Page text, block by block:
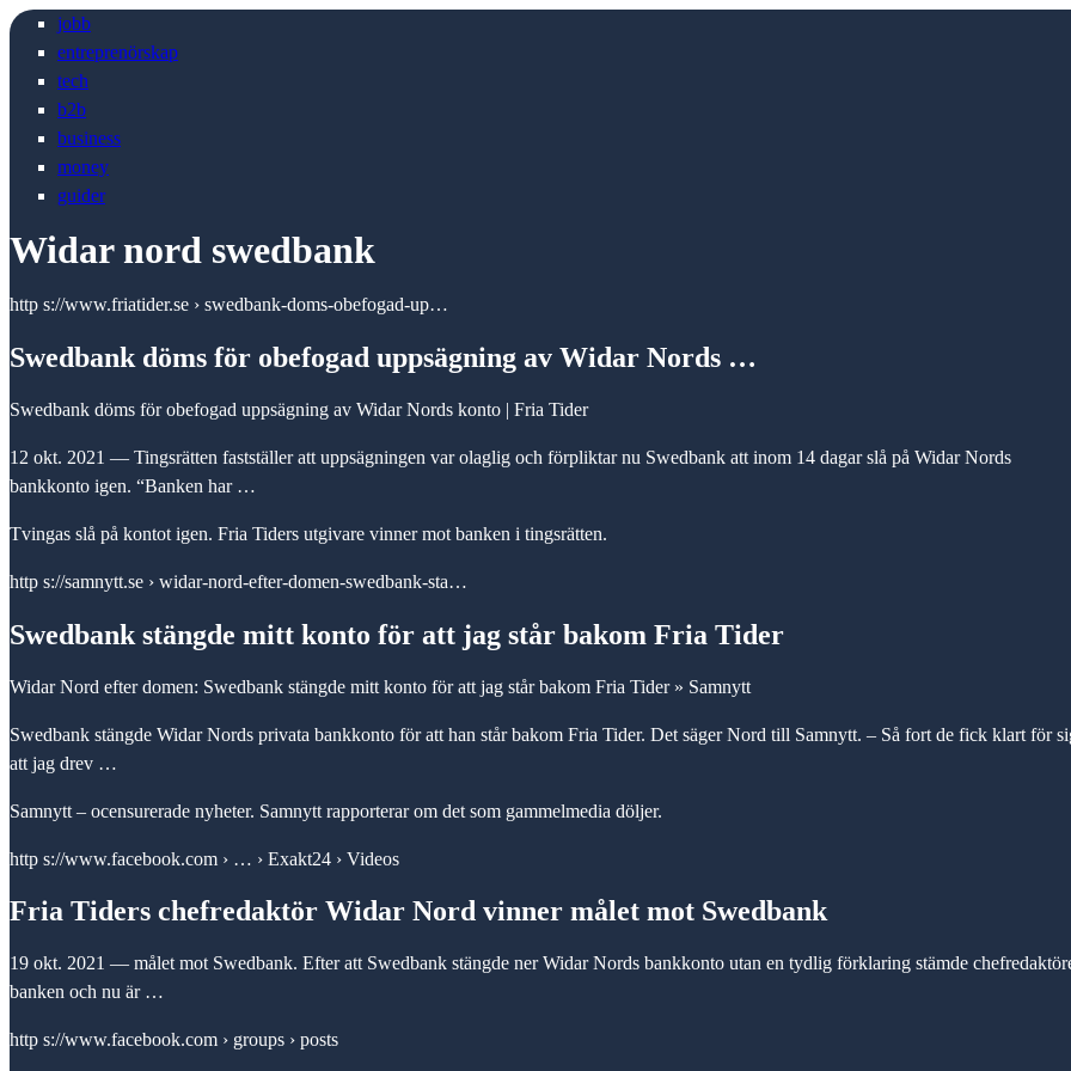
jobb
entreprenörskap
tech
b2b
business
money
guider
Widar nord swedbank
http s://www.friatider.se › swedbank-doms-obefogad-up…
Swedbank döms för obefogad uppsägning av Widar Nords …
Swedbank döms för obefogad uppsägning av Widar Nords konto | Fria Tider
12 okt. 2021 — Tingsrätten fastställer att uppsägningen var olaglig och förpliktar nu Swedbank att inom 14 dagar slå på Widar Nords
bankkonto igen. “Banken har …
Tvingas slå på kontot igen. Fria Tiders utgivare vinner mot banken i tingsrätten.
http s://samnytt.se › widar-nord-efter-domen-swedbank-sta…
Swedbank stängde mitt konto för att jag står bakom Fria Tider
Widar Nord efter domen: Swedbank stängde mitt konto för att jag står bakom Fria Tider » Samnytt
Swedbank stängde Widar Nords privata bankkonto för att han står bakom Fria Tider. Det säger Nord till Samnytt. – Så fort de fick klart för
att jag drev …
Samnytt – ocensurerade nyheter. Samnytt rapporterar om det som gammelmedia döljer.
http s://www.facebook.com › … › Exakt24 › Videos
Fria Tiders chefredaktör Widar Nord vinner målet mot Swedbank
19 okt. 2021 — målet mot Swedbank. Efter att Swedbank stängde ner Widar Nords bankkonto utan en tydlig förklaring stämde
banken och nu är …
http s://www.facebook.com › groups › posts